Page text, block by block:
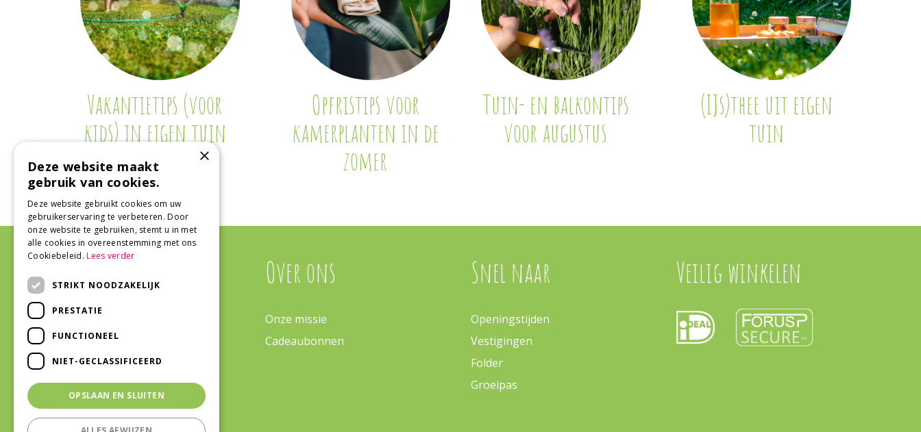
Vakantietips (voor
kids) in eigen tuin
Opfristips voor
kamerplanten in de
zomer
Tuin- en balkontips
voor augustus
(IJs)thee uit eigen
tuin
Algemene voorwaarden
Tuinplanten
Barbecues
Tuincentrum
Kamerplanten
Over ons
Onze missie
Cadeaubonnen
Snel naar
Openingstijden
Vestigingen
Folder
Groeipas
Veilig winkelen
×
Deze website maakt
gebruik van cookies.
Deze website gebruikt cookies om uw
gebruikerservaring te verbeteren. Door
onze website te gebruiken, stemt u in met
alle cookies in overeenstemming met ons
Cookiebeleid.Lees verder
STRIKT NOODZAKELIJK
PRESTATIE
FUNCTIONEEL
NIET-GECLASSIFICEERD
OPSLAAN EN SLUITEN